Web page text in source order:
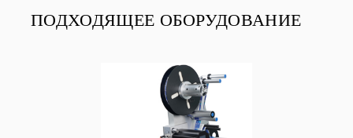
ПОДХОДЯЩЕЕ ОБОРУДОВАНИЕ